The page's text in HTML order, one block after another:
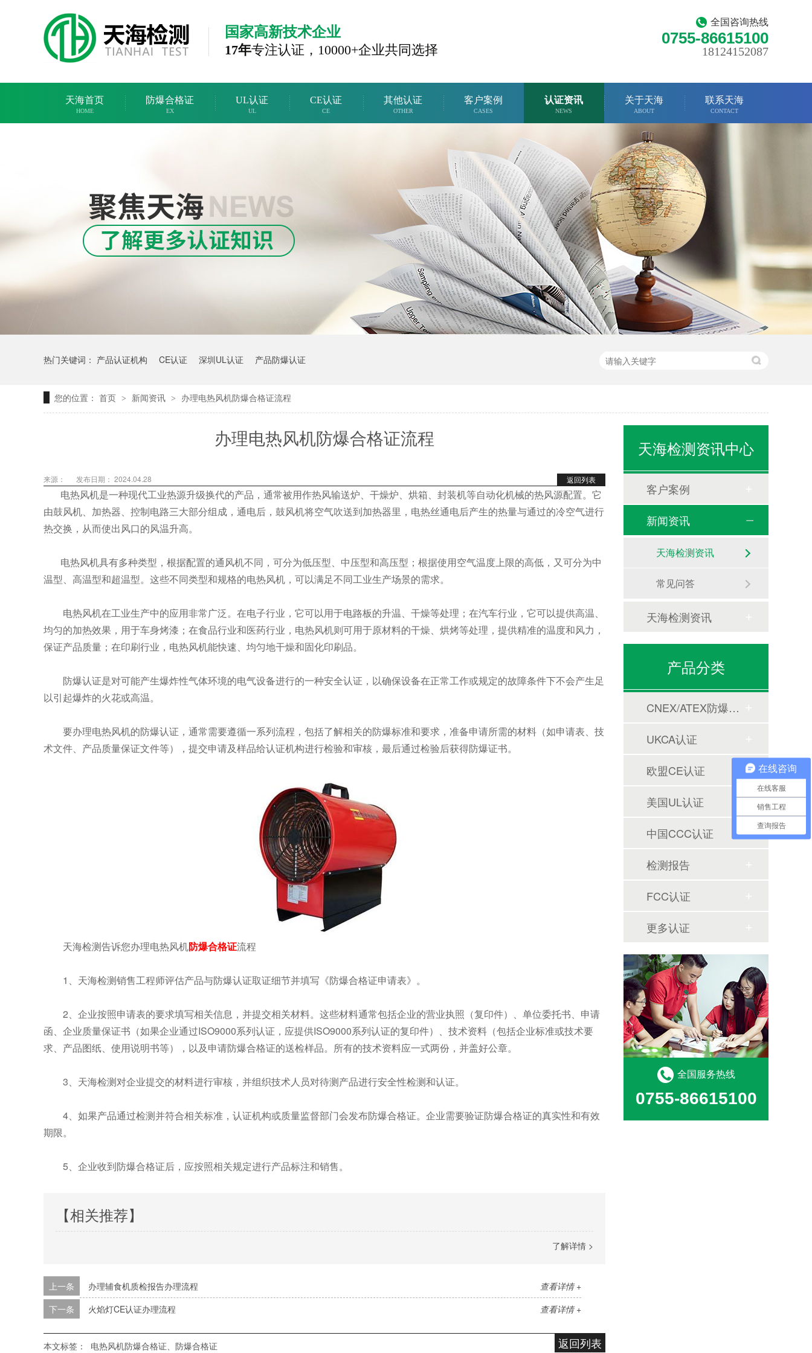
全国咨询热线
0755-86615100
18124152087
国家高新技术企业
17年专注认证， 10000+企业共同选择
天海首页
HOME
防爆合格证
EX
UL认证
UL
CE认证
CE
其他认证
OTHER
客户案例
CASES
认证资讯
NEWS
关于天海
ABOUT
联系天海
CONTACT
热门关键词： 产品认证机构 CE认证 深圳UL认证 产品防爆认证
您的位置： 首页 > 新闻资讯 > 办理电热风机防爆合格证流程
办理电热风机防爆合格证流程
返回列表
来源： 发布日期： 2024.04.28
电热风机是一种现代工业热源升级换代的产品，通常被用作热风输送炉、干燥炉、烘箱、封装机等自动化机械的热风源配置。它
由鼓风机、加热器、控制电路三大部分组成，通电后，鼓风机将空气吹送到加热器里，电热丝通电后产生的热量与通过的冷空气进行
热交换，从而使出风口的风温升高。
电热风机具有多种类型，根据配置的通风机不同，可分为低压型、中压型和高压型；根据使用空气温度上限的高低，又可分为中
温型、高温型和超温型。这些不同类型和规格的电热风机，可以满足不同工业生产场景的需求。
电热风机在工业生产中的应用非常广泛。在电子行业，它可以用于电路板的升温、干燥等处理；在汽车行业，它可以提供高温、
均匀的加热效果，用于车身烤漆；在食品行业和医药行业，电热风机则可用于原材料的干燥、烘烤等处理，提供精准的温度和风力，
保证产品质量；在印刷行业，电热风机能快速、均匀地干燥和固化印刷品。
防爆认证是对可能产生爆炸性气体环境的电气设备进行的一种安全认证，以确保设备在正常工作或规定的故障条件下不会产生足
以引起爆炸的火花或高温。
要办理电热风机的防爆认证，通常需要遵循一系列流程，包括了解相关的防爆标准和要求，准备申请所需的材料（如申请表、技
术文件、产品质量保证文件等），提交申请及样品给认证机构进行检验和审核，最后通过检验后获得防爆证书。
天海检测告诉您办理电热风机防爆合格证流程
1、天海检测销售工程师评估产品与防爆认证取证细节并填写《防爆合格证申请表》。
2、企业按照申请表的要求填写相关信息，并提交相关材料。这些材料通常包括企业的营业执照（复印件）、单位委托书、申请
函、企业质量保证书（如果企业通过ISO9000系列认证，应提供ISO9000系列认证的复印件）、技术资料（包括企业标准或技术要
求、产品图纸、使用说明书等），以及申请防爆合格证的送检样品。所有的技术资料应一式两份，并盖好公章。
3、天海检测对企业提交的材料进行审核，并组织技术人员对待测产品进行安全性检测和认证。
4、如果产品通过检测并符合相关标准，认证机构或质量监督部门会发布防爆合格证。企业需要验证防爆合格证的真实性和有效
期限。
5、企业收到防爆合格证后，应按照相关规定进行产品标注和销售。
【相关推荐】
了解详情 >
查看详情 +
上一条
办理辅食机质检报告办理流程
查看详情 +
下一条 火焰灯CE认证办理流程
返回列表
本文标签： 电热风机防爆合格证、防爆合格证
天海检测资讯中心
客户案例
新闻资讯
天海检测资讯
常见问答
天海检测资讯
产品分类
CNEX/ATEX防爆合格证
UKCA认证
欧盟CE认证
美国UL认证
中国CCC认证
检测报告
FCC认证
更多认证
全国服务热线
0755-86615100
在线咨询
在线客服
销售工程
查询报告